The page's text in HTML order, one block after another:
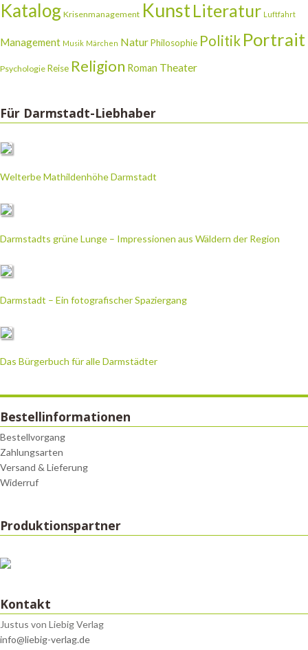
Katalog Krisenmanagement KunstLiteratur Luftfahrt
Management Musik Märchen NaturPhilosophie Politik Portrait
Psychologie Reise Religion Roman Theater
Für Darmstadt-Liebhaber
Welterbe Mathildenhöhe Darmstadt
Darmstadts grüne Lunge – Impressionen aus Wäldern der Region
Darmstadt – Ein fotografischer Spaziergang
Das Bürgerbuch für alle Darmstädter
Bestellinformationen
Bestellvorgang
Zahlungsarten
Versand & Lieferung
Widerruf
Produktionspartner
Kontakt
Justus von Liebig Verlag
info@liebig-verlag.de